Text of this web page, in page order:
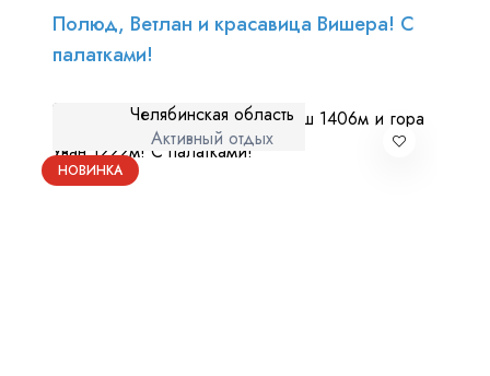
Полюд, Ветлан и красавица Вишера! С
палатками!
НОВИНКА
Челябинская область
Активный отдых